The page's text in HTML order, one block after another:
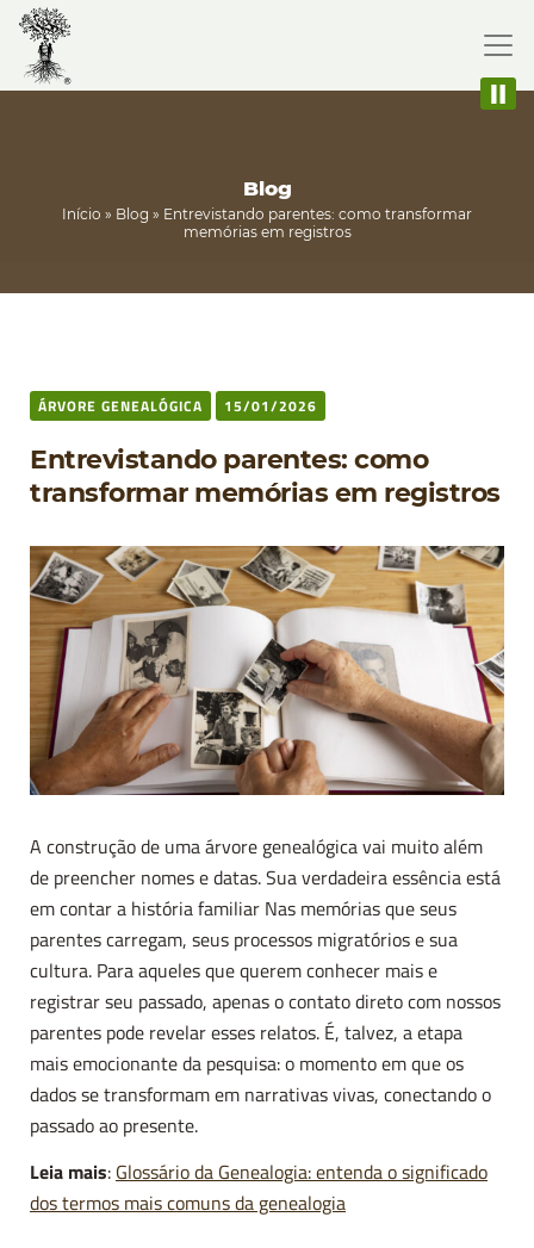
Blog
Início » Blog » Entrevistando parentes: como transformar
memórias em registros
ÁRVORE GENEALÓGICA 15/01/2026
Entrevistando parentes: como
transformar memórias em registros
A construção de uma árvore genealógica vai muito além
de preencher nomes e datas. Sua verdadeira essência está
em contar a história familiar Nas memórias que seus
parentes carregam, seus processos migratórios e sua
cultura. Para aqueles que querem conhecer mais e
registrar seu passado, apenas o contato direto com nossos
parentes pode revelar esses relatos. É, talvez, a etapa
mais emocionante da pesquisa: o momento em que os
dados se transformam em narrativas vivas, conectando o
passado ao presente.
Leia mais: Glossário da Genealogia: entenda o significado
dos termos mais comuns da genealogia